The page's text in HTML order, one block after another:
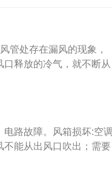
管处存在漏风的现象，
释放的冷气，就不断从
法：可能是管路有损
风或者是热风，都需要
没有及时更换空调滤
。会导致空调滤芯通过的
法：清理空调滤芯掉杂
换。3、附加气管密封
路故障。风箱损坏:空调
不能从出风口吹出；需要
，堵塞空调出风口，导